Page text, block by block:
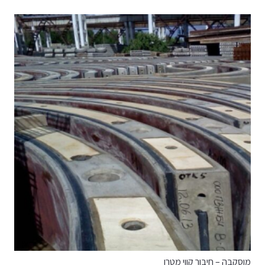
מוסקבה – חיבור קווי מטרו